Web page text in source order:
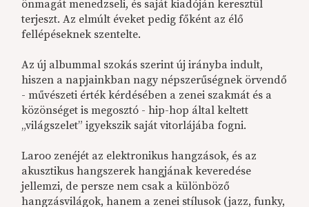
önmagát menedzseli, és saját kiadóján keresztül
terjeszt. Az elmúlt éveket pedig főként az élő
fellépéseknek szentelte.
Az új albummal szokás szerint új irányba indult,
hiszen a napjainkban nagy népszerűségnek örvendő
- művészeti érték kérdésében a zenei szakmát és a
közönséget is megosztó - hip-hop által keltett
„világszelet” igyekszik saját vitorlájába fogni.
Laroo zenéjét az elektronikus hangzások, és az
akusztikus hangszerek hangjának keveredése
jellemzi, de persze nem csak a különböző
hangzásvilágok, hanem a zenei stílusok (jazz, funky,